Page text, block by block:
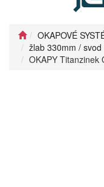
OKAPOVÉ
žlab 330mm / svod
OKAPY Titanzinek